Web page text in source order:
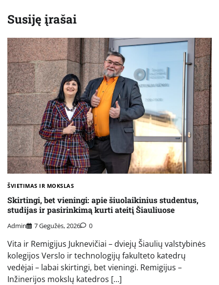
Susiję įrašai
ŠVIETIMAS IR MOKSLAS
Skirtingi, bet vieningi: apie šiuolaikinius studentus,
studijas ir pasirinkimą kurti ateitį Šiauliuose
Admin 7 Gegužės, 2026 0
Vita ir Remigijus Juknevičiai – dviejų Šiaulių valstybinės
kolegijos Verslo ir technologijų fakulteto katedrų
vedėjai – labai skirtingi, bet vieningi. Remigijus –
Inžinerijos mokslų katedros […]